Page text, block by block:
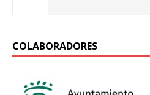
COLABORADORES